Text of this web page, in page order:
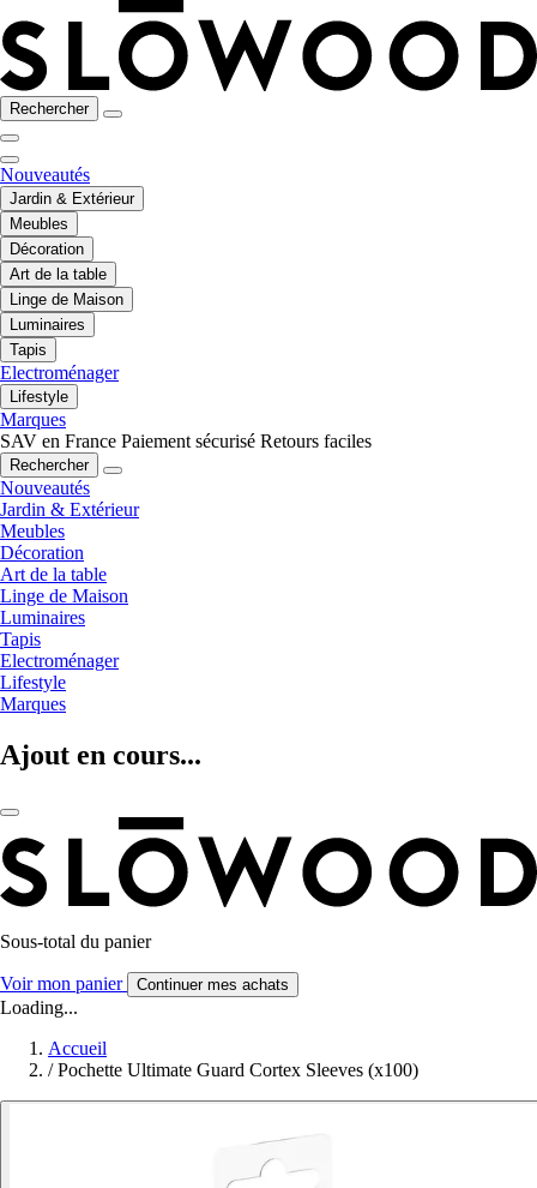
Rechercher
Nouveautés
Jardin & Extérieur
Meubles
Décoration
Art de la table
Linge de Maison
Luminaires
Tapis
Electroménager
Lifestyle
Marques
SAV en France Paiement sécurisé Retours faciles
Rechercher
Nouveautés
Jardin & Extérieur
Meubles
Décoration
Art de la table
Linge de Maison
Luminaires
Tapis
Electroménager
Lifestyle
Marques
Ajout en cours...
Sous-total du panier
Voir mon panier Continuer mes achats
Loading...
Accueil
/ Pochette Ultimate Guard Cortex Sleeves (x100)